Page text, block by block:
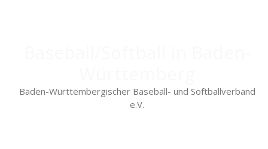
Baden-Württembergischer Baseball- und Softballverband
e.V.